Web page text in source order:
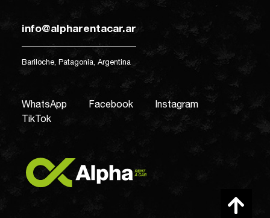
info@alpharentacar.ar
Bariloche, Patagonia, Argentina
WhatsApp Facebook
Instagram
TikTok